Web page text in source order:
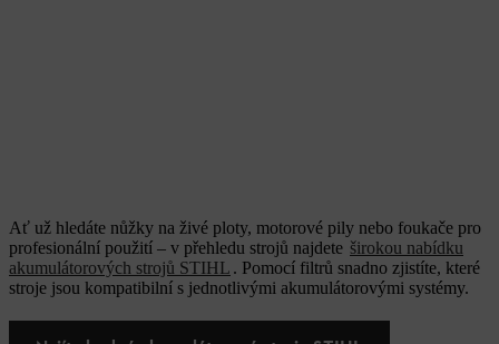
Ať už hledáte nůžky na živé ploty, motorové pily nebo foukače pro
profesionální použití – v přehledu strojů najdete širokou nabídku
akumulátorových strojů STIHL . Pomocí filtrů snadno zjistíte, které
stroje jsou kompatibilní s jednotlivými akumulátorovými systémy.